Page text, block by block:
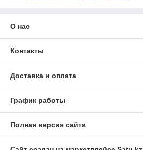
О нас
Контакты
Доставка и оплата
График работы
Полная версия сайта